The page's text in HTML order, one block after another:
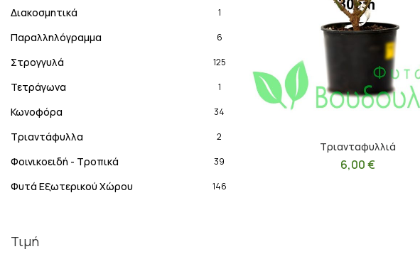
Διακοσμητικά 1
Παραλληλόγραμμα 6
Στρογγυλά 125
Τετράγωνα 1
Κωνοφόρα 34
Τριαντάφυλλα 2
Φοινικοειδή - Τροπικά 39
Φυτά Εξωτερικού Χώρου 146
Τιμή
Τριανταφυλλιά
6,00€